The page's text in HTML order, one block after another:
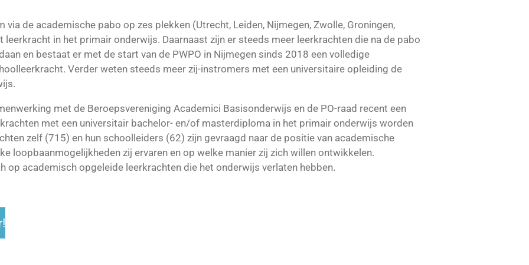
de academische pabo op zes plekken (Utrecht, Leiden, Nijmegen, Zwolle, Groningen,
in het primair onderwijs. Daarnaast zijn er steeds meer leerkrachten die na de pabo
en bestaat er met de start van de PWPO in Nijmegen sinds 2018 een volledige
Verder weten steeds meer zij-instromers met een universitaire opleiding de
met de Beroepsvereniging Academici Basisonderwijs en de PO-raad recent een
met een universitair bachelor- en/of masterdiploma in het primair onderwijs worden
zelf (715) en hun schoolleiders (62) zijn gevraagd naar de positie van academische
loopbaanmogelijkheden zij ervaren en op welke manier zij zich willen ontwikkelen.
op academisch opgeleide leerkrachten die het onderwijs verlaten hebben.